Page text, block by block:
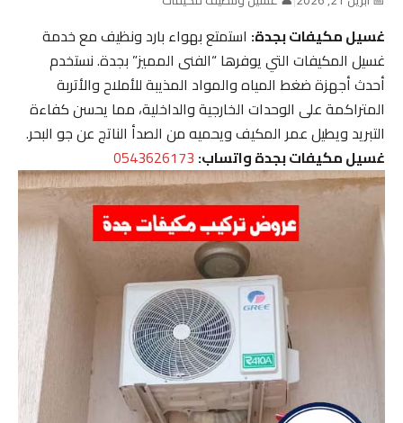
غسيل مكيفات بجدة:استمتع بهواء بارد ونظيف مع خدمة
غسيل المكيفات التي يوفرها “الفنى المميز” بجدة. نستخدم
أحدث أجهزة ضغط المياه والمواد المذيبة للأملاح والأتربة
المتراكمة على الوحدات الخارجية والداخلية، مما يحسن كفاءة
التبريد ويطيل عمر المكيف ويحميه من الصدأ الناتج عن جو البحر.
غسيل مكيفات بجدة واتساب:0543626173